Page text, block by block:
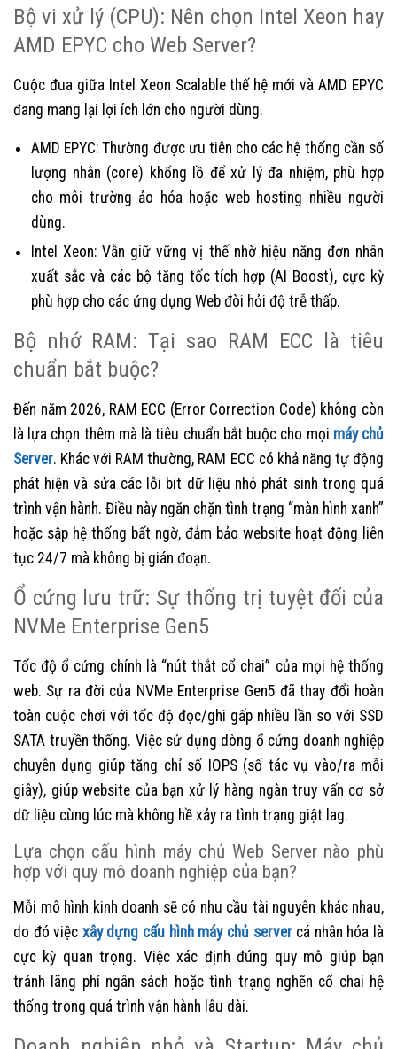
Bộ vi xử lý (CPU): Nên chọn Intel Xeon hay
AMD EPYC cho Web Server?
Cuộc đua giữa Intel Xeon Scalable thế hệ mới và AMD EPYC
đang mang lại lợi ích lớn cho người dùng.
AMD EPYC: Thường được ưu tiên cho các hệ thống cần số
lượng nhân (core) khổng lồ để xử lý đa nhiệm, phù hợp
cho môi trường ảo hóa hoặc web hosting nhiều người
dùng.
Intel Xeon: Vẫn giữ vững vị thế nhờ hiệu năng đơn nhân
xuất sắc và các bộ tăng tốc tích hợp (AI Boost), cực kỳ
phù hợp cho các ứng dụng Web đòi hỏi độ trễ thấp.
Bộ nhớ RAM: Tại sao RAM ECC là tiêu
chuẩn bắt buộc?
Đến năm 2026, RAM ECC (Error Correction Code) không còn
là lựa chọn thêm mà là tiêu chuẩn bắt buộc cho mọi máy chủ
Server. Khác với RAM thường, RAM ECC có khả năng tự động
phát hiện và sửa các lỗi bit dữ liệu nhỏ phát sinh trong quá
trình vận hành. Điều này ngăn chặn tình trạng “màn hình xanh”
hoặc sập hệ thống bất ngờ, đảm bảo website hoạt động liên
tục 24/7 mà không bị gián đoạn.
Ổ cứng lưu trữ: Sự thống trị tuyệt đối của
NVMe Enterprise Gen5
Tốc độ ổ cứng chính là “nút thắt cổ chai” của mọi hệ thống
web. Sự ra đời của NVMe Enterprise Gen5 đã thay đổi hoàn
toàn cuộc chơi với tốc độ đọc/ghi gấp nhiều lần so với SSD
SATA truyền thống. Việc sử dụng dòng ổ cứng doanh nghiệp
chuyên dụng giúp tăng chỉ số IOPS (số tác vụ vào/ra mỗi
giây), giúp website của bạn xử lý hàng ngàn truy vấn cơ sở
dữ liệu cùng lúc mà không hề xảy ra tình trạng giật lag.
Lựa chọn cấu hình máy chủ Web Server nào phù
hợp với quy mô doanh nghiệp của bạn?
Mỗi mô hình kinh doanh sẽ có nhu cầu tài nguyên khác nhau,
do đó việc xây dựng cấu hình máy chủ servercá nhân hóa là
cực kỳ quan trọng. Việc xác định đúng quy mô giúp bạn
tránh lãng phí ngân sách hoặc tình trạng nghẽn cổ chai hệ
thống trong quá trình vận hành lâu dài.